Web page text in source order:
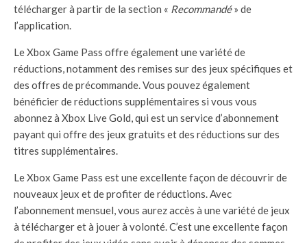
télécharger à partir de la section « Recommandé» de
l’application.
Le Xbox Game Pass offre également une variété de
réductions, notamment des remises sur des jeux spécifiques et
des offres de précommande. Vous pouvez également
bénéficier de réductions supplémentaires si vous vous
abonnez à Xbox Live Gold, qui est un service d’abonnement
payant qui offre des jeux gratuits et des réductions sur des
titres supplémentaires.
Le Xbox Game Pass est une excellente façon de découvrir de
nouveaux jeux et de profiter de réductions. Avec
l’abonnement mensuel, vous aurez accès à une variété de jeux
à télécharger et à jouer à volonté. C’est une excellente façon